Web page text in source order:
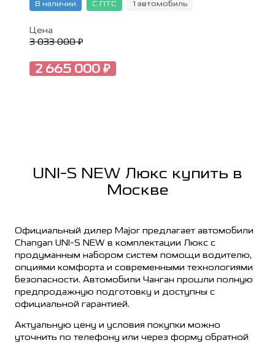
В наличии С ПТС 1 автомобиль
Цена
3 033 000 ₽
2 665 000 ₽
UNI-S NEW Люкс купить в
Москве
Официальный дилер Major предлагает автомобили
Changan UNI-S NEW в комплектации Люкс с
продуманным набором систем помощи водителю,
опциями комфорта и современными технологиями
безопасности. Автомобили Чанган прошли полную
предпродажную подготовку и доступны с
официальной гарантией.
Актуальную цену и условия покупки можно
уточнить по телефону или через форму обратной